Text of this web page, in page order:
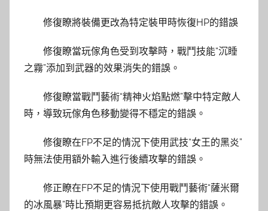
修復瞭將裝備更改為特定裝甲時恢復HP的錯誤
修復瞭當玩傢角色受到攻擊時，戰鬥技能“沉睡
之霧”添加到武器的效果消失的錯誤。
修復瞭當戰鬥藝術“精神火焰點燃”擊中特定敵人
時，導致玩傢角色移動變得不穩定的錯誤。
修復瞭在FP不足的情況下使用武技“女王的黑炎”
時無法使用額外輸入進行後續攻擊的錯誤。
修正瞭在FP不足的情況下使用戰鬥藝術“薩米爾
的冰風暴”時比預期更容易抵抗敵人攻擊的錯誤。